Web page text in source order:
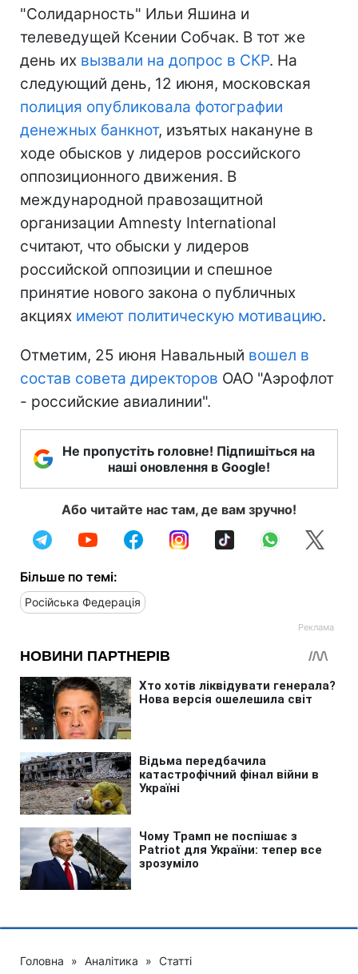
"Солидарность" Ильи Яшина и
телеведущей Ксении Собчак. В тот же
день их вызвали на допрос в СКР. На
следующий день, 12 июня, московская
полиция опубликовала фотографии
денежных банкнот, изъятых накануне в
ходе обысков у лидеров российского
оппозиционного движения. В
международной правозащитной
организации Amnesty International
считают, что обыски у лидеров
российской оппозиции и спешное
принятие нового закона о публичных
акциях имеют политическую мотивацию.
Отметим, 25 июня Навальный вошел в
состав совета директоров ОАО "Аэрофлот
- российские авиалинии".
Не пропустіть головне! Підпишіться на
наші оновлення в Google!
Або читайте нас там, де вам зручно!
Більше по темі:
Російська Федерація
Головна » Аналітика » Статті